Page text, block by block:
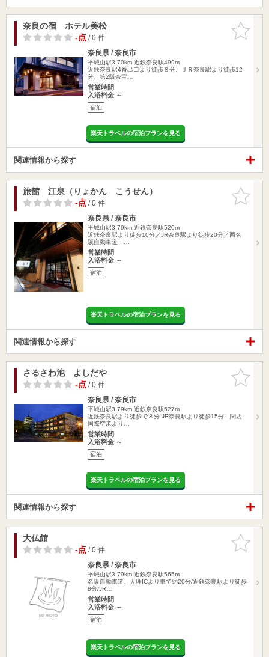
お気に入
りに追加
奈良の宿 ホテル美松
-点/ 0 件
奈良県 / 奈良市
平城山駅3.70km 近鉄奈良駅499m
近鉄奈良駅4番出口より徒歩８分、ＪＲ奈良駅より徒歩12
分、第2阪奈宝…
営業時間
入浴料金 ～
宿泊
楽天トラベルの宿泊プランを見る
関連情報から探す
お気に入
りに追加
旅館 江泉（りょかん こうせん）
-点/ 0 件
奈良県 / 奈良市
平城山駅3.79km 近鉄奈良駅520m
近鉄奈良駅より徒歩10分／JR奈良駅より徒歩20分／西名
阪自動車道・…
営業時間
入浴料金 ～
宿泊
楽天トラベルの宿泊プランを見る
関連情報から探す
お気に入
りに追加
さるさわ池 よしだや
-点/ 0 件
奈良県 / 奈良市
平城山駅3.79km 近鉄奈良駅527m
近鉄奈良駅より徒歩で８分 JR奈良駅より徒歩15分 関西
国際空港より…
営業時間
入浴料金 ～
宿泊
楽天トラベルの宿泊プランを見る
関連情報から探す
お気に入
りに追加
大仏館
-点/ 0 件
奈良県 / 奈良市
平城山駅3.79km 近鉄奈良駅565m
名阪自動車道、天理ICより車で約20分/近鉄奈良駅より徒歩
8分/JR…
営業時間
入浴料金 ～
宿泊
楽天トラベルの宿泊プランを見る